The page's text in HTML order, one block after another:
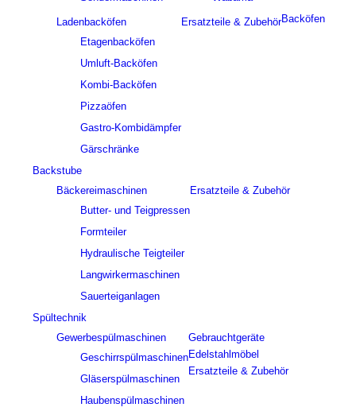
Backöfen
Ladenbacköfen
Etagenbacköfen
Umluft-Backöfen
Kombi-Backöfen
Pizzaöfen
Gastro-Kombidämpfer
Gärschränke
Ersatzteile & Zubehör
Backstube
Bäckereimaschinen
Butter- und Teigpressen
Formteiler
Hydraulische Teigteiler
Langwirkermaschinen
Sauerteiganlagen
Ersatzteile & Zubehör
Spültechnik
Gewerbespülmaschinen
Geschirrspülmaschinen
Gläserspülmaschinen
Haubenspülmaschinen
Gebrauchtgeräte
Edelstahlmöbel
Ersatzteile & Zubehör